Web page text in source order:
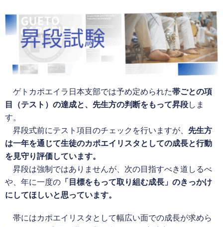
ゲトカポエイラ日本支部では予め定められた帯ごとの項
目（テスト）の達成と、先生方の判断をもって昇段しま
す。
昇段式前にテスト項目のチェックを行いますが、 先生方
は一年を通じて生徒のカポエイリスタとしての成長と行動
を見守り評価しています。
昇段は強制ではありませんが、次の目指すべき道しるべ
や、年に一度の 「目標をもって取り組む成長」のきっかけ
にしてほしいと思っています。
帯にはカポエイリスタとして幅広い面での成長が求めら